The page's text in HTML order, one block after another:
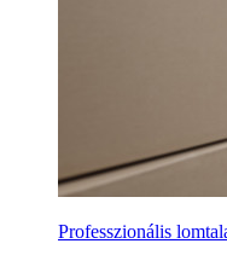
Professzionális